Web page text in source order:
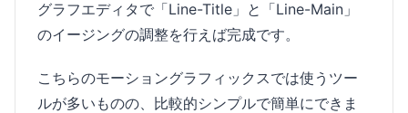
グラフエディタで「Line-Title」と「Line-Main」
のイージングの調整を行えば完成です。
こちらのモーショングラフィックスでは使うツー
ルが多いものの、比較的シンプルで簡単にできま